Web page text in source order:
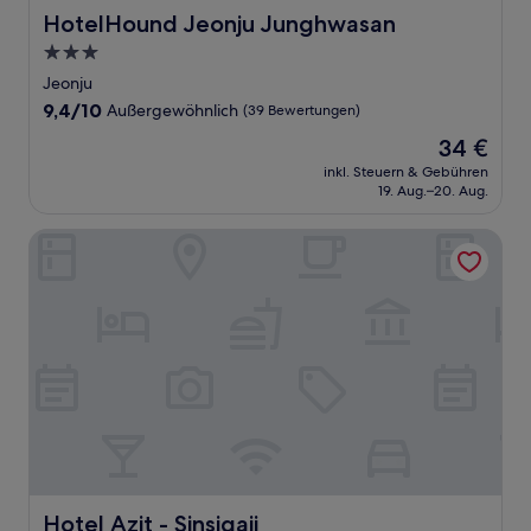
HotelHound Jeonju Junghwasan
HotelHound Jeonju Junghwasan
3.0-
Sterne-
Unterkunft
Jeonju
9.4
9,4/10 Außergewöhnlich (39 Bewertungen)
Der
Preis
beträgt
34 €
inkl. Steuern & Gebühren
19. Aug.–20. Aug.
Hotel Azit - Sinsigaji
Hotel Azit - Sinsigaji